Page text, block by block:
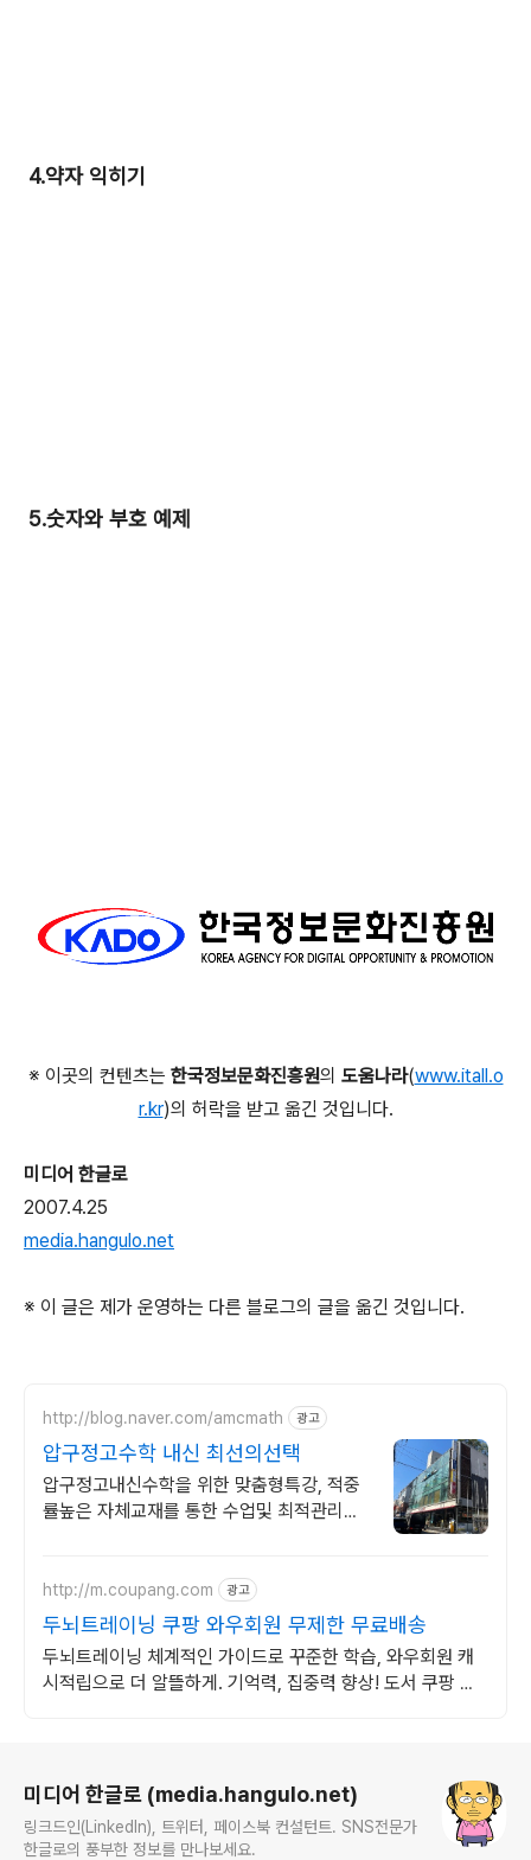
4.약자 익히기
5.숫자와 부호 예제
※ 이곳의 컨텐츠는 한국정보문화진흥원의 도움나라(www.itall.o
r.kr)의 허락을 받고 옮긴 것입니다.
미디어 한글로
2007.4.25
media.hangulo.net
※ 이 글은 제가 운영하는 다른 블로그의 글을 옮긴 것입니다.
http://blog.naver.com/amcmath 광고
압구정고수학 내신 최선의선택
압구정고내신수학을 위한 맞춤형특강, 적중
률높은 자체교재를 통한 수업및 최적관리학
http://m.coupang.com 광고
두뇌트레이닝 쿠팡 와우회원 무제한 무료배송
두뇌트레이닝 체계적인 가이드로 꾸준한 학습, 와우회원 캐
시적립으로 더 알뜰하게. 기억력, 집중력 향상! 도서 쿠팡 로
미디어 한글로 (media.hangulo.net)
링크드인(LinkedIn), 트위터, 페이스북 컨설턴트. SNS전문가
한글로의 풍부한 정보를 만나보세요.